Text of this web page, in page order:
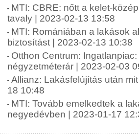
MTI: CBRE: nőtt a kelet-
tavaly | 2023-02-13 13:58
MTI: Romániában a lakások
biztosítást | 2023-02-13 10:38
Otthon Centrum:
négyzetméterár | 2023-02-03
Allianz: Lakásfelújítás után
18 10:48
MTI: Tovább emelkedtek a
negyedévben | 2023-01-17